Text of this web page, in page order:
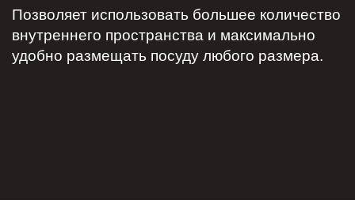
Позволяет использовать большее количество
внутреннего пространства и максимально
удобно размещать посуду любого размера.